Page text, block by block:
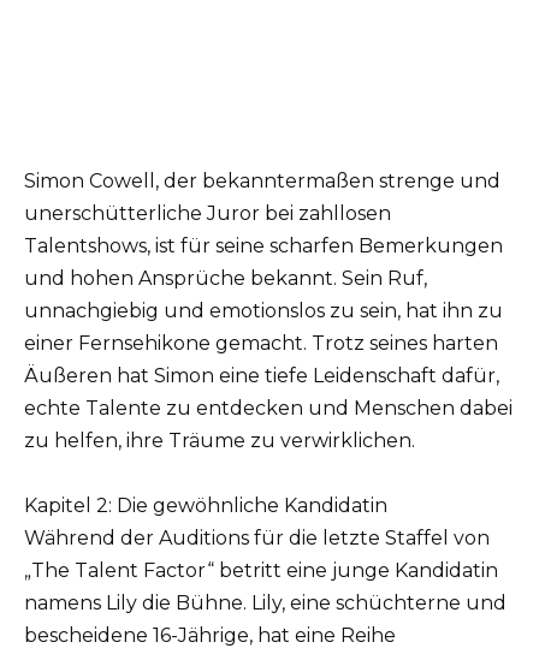
Simon Cowell, der bekanntermaßen strenge und
unerschütterliche Juror bei zahllosen
Talentshows, ist für seine scharfen Bemerkungen
und hohen Ansprüche bekannt. Sein Ruf,
unnachgiebig und emotionslos zu sein, hat ihn zu
einer Fernsehikone gemacht. Trotz seines harten
Äußeren hat Simon eine tiefe Leidenschaft dafür,
echte Talente zu entdecken und Menschen dabei
zu helfen, ihre Träume zu verwirklichen.
Kapitel 2: Die gewöhnliche Kandidatin
Während der Auditions für die letzte Staffel von
„The Talent Factor“ betritt eine junge Kandidatin
namens Lily die Bühne. Lily, eine schüchterne und
bescheidene 16-Jährige, hat eine Reihe